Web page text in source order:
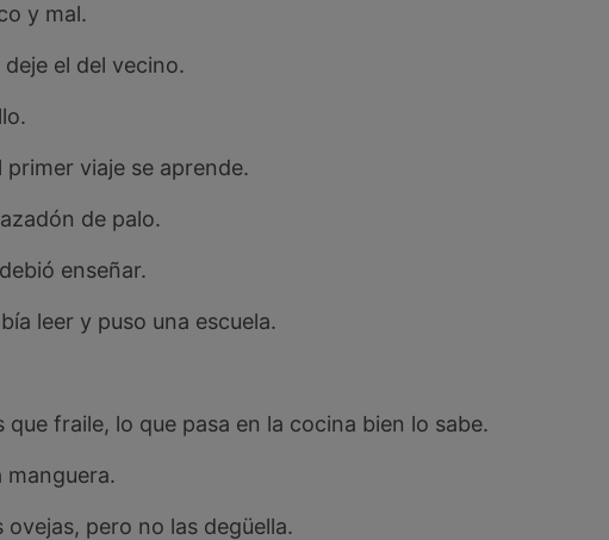
y mal.
el del vecino.
viaje se aprende.
de palo.
enseñar.
leer y puso una escuela.
fraile, lo que pasa en la cocina bien lo sabe.
manguera.
pero no las degüella.